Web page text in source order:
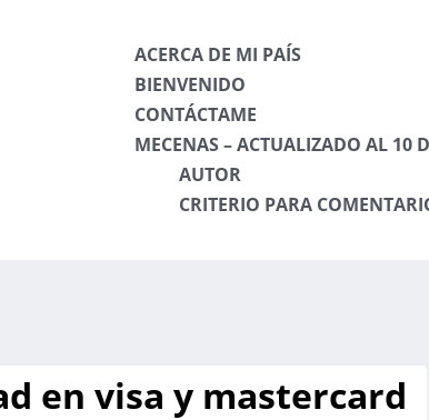
ACERCA DE MI PAÍS
BIENVENIDO
CONTÁCTAME
MECENAS – ACTUALIZADO AL 10
AUTOR
CRITERIO PARA
en visa y mastercard